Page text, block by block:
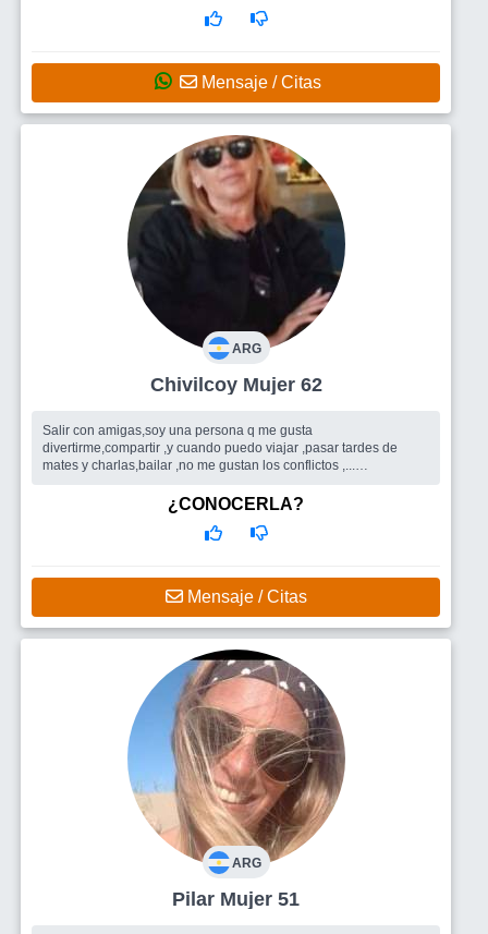
Mensaje / Citas
ARG
Chivilcoy Mujer 62
Salir con amigas,soy una persona q me gusta
divertirme,compartir ,y cuando puedo viajar ,pasar tardes de
mates y charlas,bailar ,no me gustan los conflictos ,...
¿CONOCERLA?
Mensaje / Citas
ARG
Pilar Mujer 51